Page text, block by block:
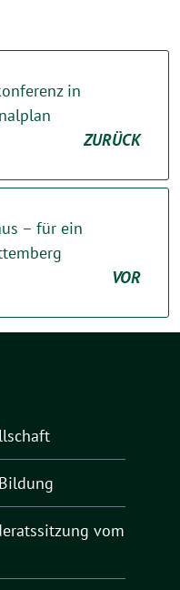
in
ZURÜCK
– für ein
VOR
vom